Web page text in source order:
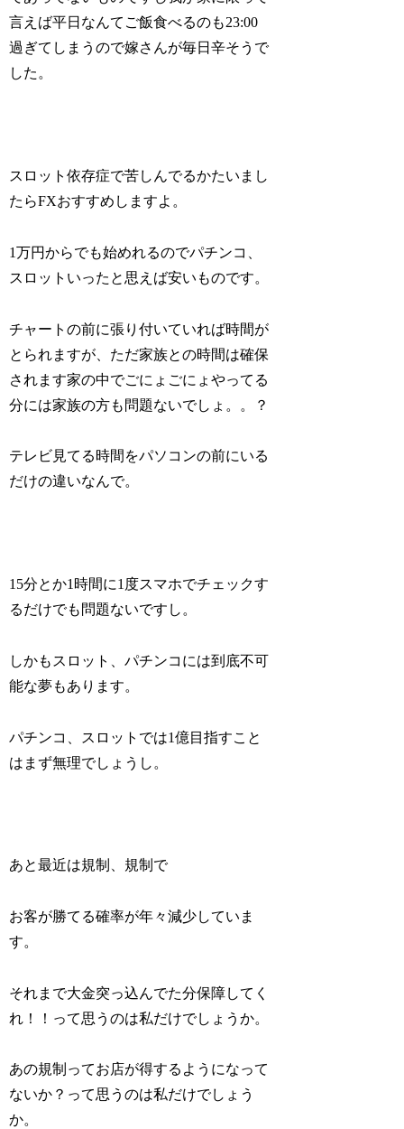
言えば平日なんてご飯食べるのも23:00
過ぎてしまうので嫁さんが毎日辛そうで
した。
スロット依存症で苦しんでるかたいまし
たらFXおすすめしますよ。
1万円からでも始めれるのでパチンコ、
スロットいったと思えば安いものです。
チャートの前に張り付いていれば時間が
とられますが、ただ家族との時間は確保
されます家の中でごにょごにょやってる
分には家族の方も問題ないでしょ。。？
テレビ見てる時間をパソコンの前にいる
だけの違いなんで。
15分とか1時間に1度スマホでチェックす
るだけでも問題ないですし。
しかもスロット、パチンコには到底不可
能な夢もあります。
パチンコ、スロットでは1億目指すこと
はまず無理でしょうし。
あと最近は規制、規制で
お客が勝てる確率が年々減少していま
す。
それまで大金突っ込んでた分保障してく
れ！！って思うのは私だけでしょうか。
あの規制ってお店が得するようになって
ないか？って思うのは私だけでしょう
か。